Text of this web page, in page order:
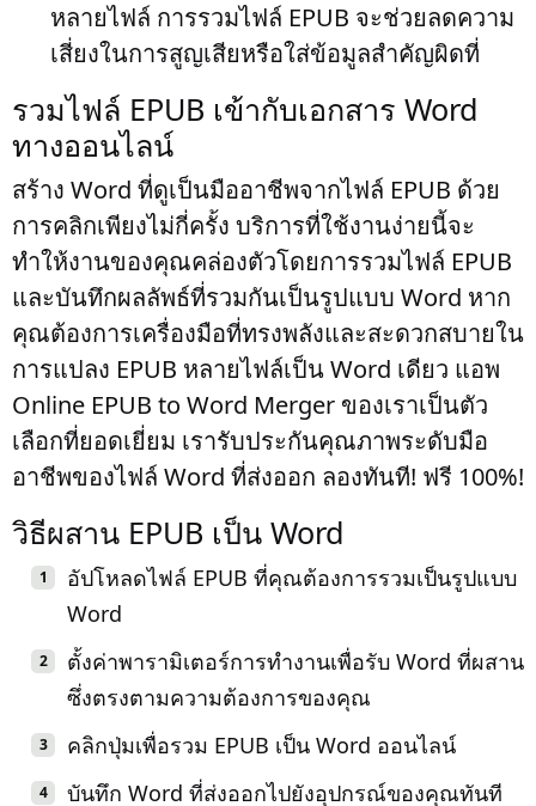
หลายไฟล์ การรวมไฟล์ EPUB จะช่วยลดความ
เสี่ยงในการสูญเสียหรือใส่ข้อมูลสำคัญผิดที่
รวมไฟล์ EPUB เข้ากับเอกสาร Word
ทางออนไลน์
สร้าง Word ที่ดูเป็นมืออาชีพจากไฟล์ EPUB ด้วย
การคลิกเพียงไม่กี่ครั้ง บริการที่ใช้งานง่ายนี้จะ
ทำให้งานของคุณคล่องตัวโดยการรวมไฟล์ EPUB
และบันทึกผลลัพธ์ที่รวมกันเป็นรูปแบบ Word หาก
คุณต้องการเครื่องมือที่ทรงพลังและสะดวกสบายใน
การแปลง EPUB หลายไฟล์เป็น Word เดียว แอพ
Online EPUB to Word Merger ของเราเป็นตัว
เลือกที่ยอดเยี่ยม เรารับประกันคุณภาพระดับมือ
อาชีพของไฟล์ Word ที่ส่งออก ลองทันที! ฟรี 100%!
วิธีผสาน EPUB เป็น Word
อัปโหลดไฟล์ EPUB ที่คุณต้องการรวมเป็นรูปแบบ
Word
ตั้งค่าพารามิเตอร์การทำงานเพื่อรับ Word ที่ผสาน
ซึ่งตรงตามความต้องการของคุณ
คลิกปุ่มเพื่อรวม EPUB เป็น Word ออนไลน์
บันทึก Word ที่ส่งออกไปยังอุปกรณ์ของคุณทันที